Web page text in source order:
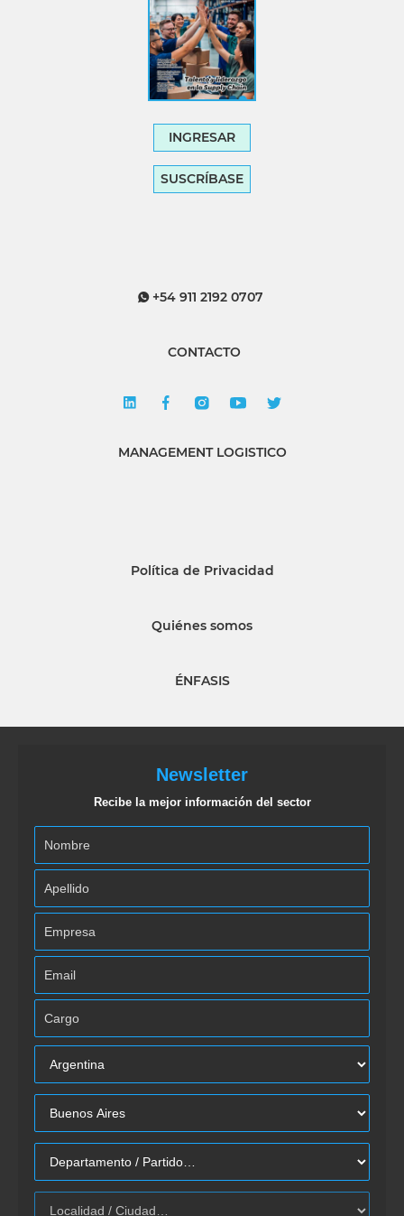
INGRESAR
SUSCRÍBASE
+54 911 2192 0707
CONTACTO
MANAGEMENT LOGISTICO
Política de Privacidad
Quiénes somos
ÉNFASIS
Newsletter
Recibe la mejor información del sector